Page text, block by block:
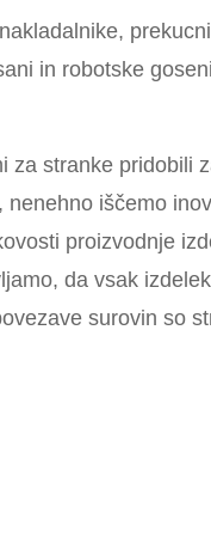
in robotske
za stranke pridobili
iščemo
proizvodnje
da vsak
surovin so